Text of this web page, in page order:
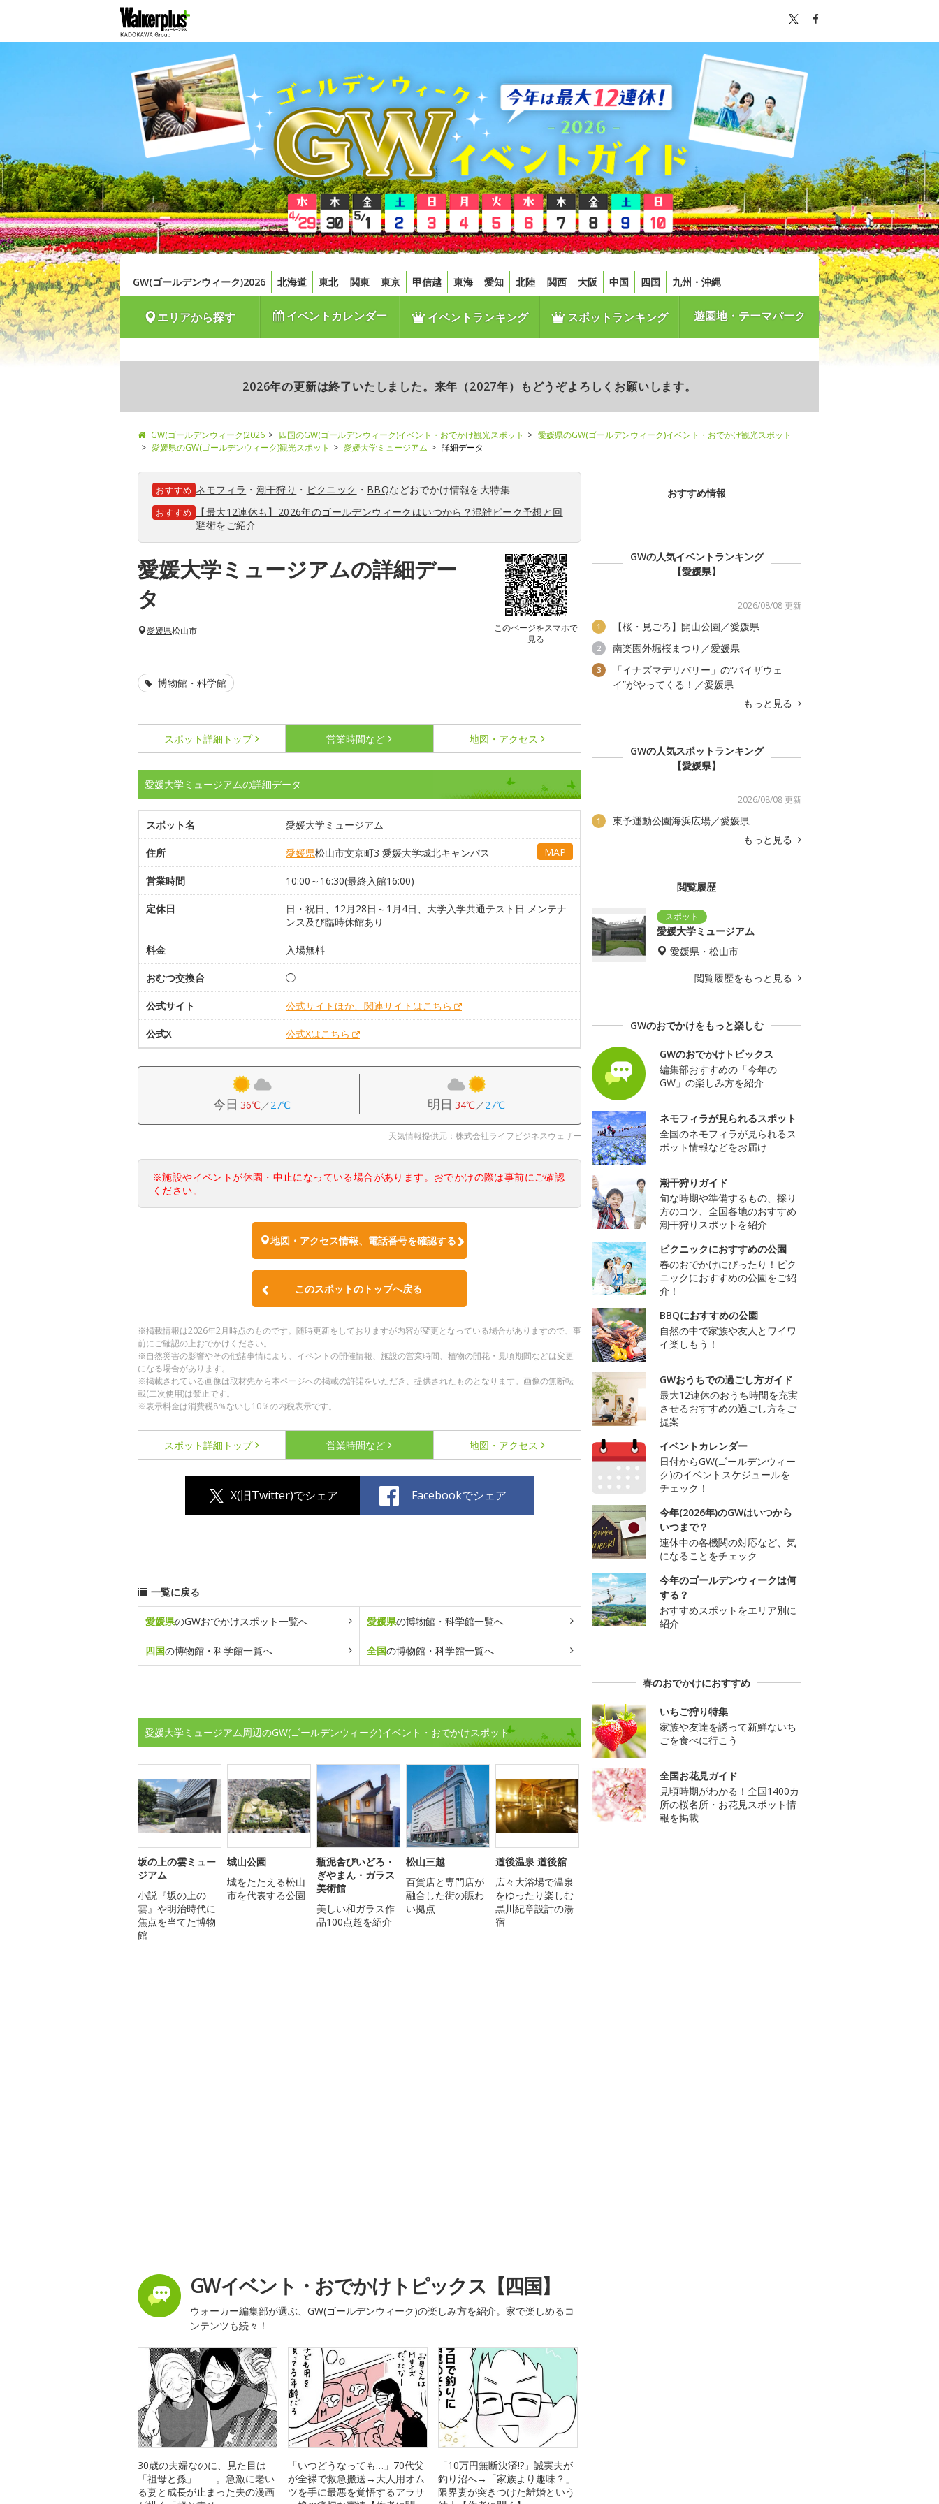
GW(ゴールデンウィーク)2026 北海道 東北 関東 東京 甲信越 東海 愛知 北陸 関西 大阪 中国 四国 九州・沖縄
エリアから探す イベントカレンダー イベントランキング スポットランキング 遊園地・テーマパーク
2026年の更新は終了いたしました。来年（2027年）もどうぞよろしくお願いします。
GW(ゴールデンウィーク)2026 四国のGW(ゴールデンウィーク)イベント・おでかけ観光スポット
愛媛県のGW(ゴールデンウィーク)イベント・おでかけ観光スポット
愛媛県のGW(ゴールデンウィーク)観光スポット
愛媛大学ミュージアム 詳細データ
おすすめ ネモフィラ ・ 潮干狩り ・ ピクニック ・ BBQなどおでかけ情報を大特集
おすすめ
【最大12連休も】2026年のゴールデンウィークはいつから？混雑ピーク予想と回
避術をご紹介
愛媛大学ミュージアムの詳細デー
タ
このページをスマホで
見る
愛媛県松山市
博物館・科学館
スポット詳細 トップ 営業時間など 地図・アクセス
愛媛大学ミュージアムの詳細データ
スポット名 愛媛大学ミュージアム
住所 愛媛県松山市文京町3 愛媛大学城北キャンパス MAP
営業時間 10:00～16:30(最終入館16:00)
定休日
日・祝日、12月28日～1月4日、大学入学共通テスト日 メンテナ
ンス及び臨時休館あり
料金 入場無料
おむつ交換台 ◯
公式サイト 公式サイトほか、関連サイトはこちら
公式X 公式Xはこちら
今日 36℃／27℃ 明日 34℃／27℃
天気情報提供元：株式会社ライフビジネスウェザー
※施設やイベントが休園・中止になっている場合があります。おでかけの際は事前にご確認
ください。
地図・アクセス情報、電話番号を確認する
このスポットのトップへ戻る
※掲載情報は2026年2月時点のものです。随時更新をしておりますが内容が変更となっている場合がありますので、事
前にご確認の上おでかけください。
※自然災害の影響やその他諸事情により、イベントの開催情報、施設の営業時間、植物の開花・見頃期間などは変更
になる場合があります。
※掲載されている画像は取材先から本ページへの掲載の許諾をいただき、提供されたものとなります。画像の無断転
載(二次使用)は禁止です。
※表示料金は消費税8％ないし10％の内税表示です。
スポット詳細 トップ 営業時間など 地図・アクセス
X(旧Twitter)でシェア Facebookでシェア
一覧に戻る
愛媛県のGWおでかけスポット一覧へ 愛媛県の博物館・科学館一覧へ
四国の博物館・科学館一覧へ 全国の博物館・科学館一覧へ
愛媛大学ミュージアム周辺のGW(ゴールデンウィーク)イベント・おでかけスポット
坂の上の雲ミュー
ジアム
小説『坂の上の
雲』や明治時代に
焦点を当てた博物
館
城山公園
城をたたえる松山
市を代表する公園
瓶泥舎びいどろ・
ぎやまん・ガラス
美術館
美しい和ガラス作
品100点超を紹介
松山三越
百貨店と専門店が
融合した街の賑わ
い拠点
道後温泉 道後舘
広々大浴場で温泉
をゆったり楽しむ
黒川紀章設計の湯
宿
GWイベント・おでかけトピックス【四国】
ウォーカー編集部が選ぶ、GW(ゴールデンウィーク)の楽しみ方を紹介。家で楽しめるコ
ンテンツも続々！
30歳の夫婦なのに、見た目は
「祖母と孫」――。急激に老い
る妻と成長が止まった夫の漫画
「いつどうなっても…」70代父
が全裸で救急搬送→大人用オム
ツを手に最悪を覚悟するアラサ
「10万円無断決済!?」誠実夫が
釣り沼へ→「家族より趣味？」
限界妻が突きつけた離婚という
おすすめ情報
GWの人気イベントランキング
【愛媛県】
2026/08/08 更新
1 【桜・見ごろ】開山公園／愛媛県
2 南楽園外堀桜まつり／愛媛県
3
「イナズマデリバリー」の“バイザウェ
イ”がやってくる！／愛媛県
もっと見る
GWの人気スポットランキング
【愛媛県】
2026/08/08 更新
1
東予運動公園海浜広場／愛媛県
もっと見る
閲覧履歴
愛媛大学ミュージアム
愛媛県・松山市
閲覧履歴をもっと見る
GWのおでかけをもっと楽しむ
GWのおでかけトピックス
編集部おすすめの「今年の
GW」の楽しみ方を紹介
ネモフィラが見られるスポット
全国のネモフィラが見られるス
ポット情報などをお届け
潮干狩りガイド
旬な時期や準備するもの、採り
方のコツ、全国各地のおすすめ
潮干狩りスポットを紹介
ピクニックにおすすめの公園
春のおでかけにぴったり！ピク
ニックにおすすめの公園をご紹
介！
BBQにおすすめの公園
自然の中で家族や友人とワイワ
イ楽しもう！
GWおうちでの過ごし方ガイド
最大12連休のおうち時間を充実
させるおすすめの過ごし方をご
提案
イベントカレンダー
日付からGW(ゴールデンウィー
ク)のイベントスケジュールを
チェック！
今年(2026年)のGWはいつから
いつまで？
連休中の各機関の対応など、気
になることをチェック
今年のゴールデンウィークは何
する？
おすすめスポットをエリア別に
紹介
春のおでかけにおすすめ
いちご狩り特集
家族や友達を誘って新鮮ないち
ごを食べに行こう
全国お花見ガイド
見頃時期がわかる！全国1400カ
所の桜名所・お花見スポット情
報を掲載